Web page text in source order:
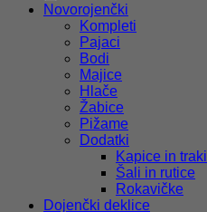
Novorojenčki
Kompleti
Pajaci
Bodi
Majice
Hlače
Žabice
Pižame
Dodatki
Kapice in traki
Šali in rutice
Rokavičke
Dojenčki deklice